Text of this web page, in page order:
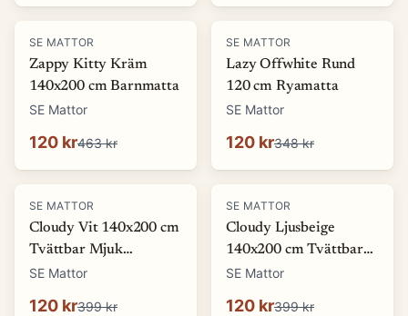
-74 %
SE MATTOR
Zappy Kitty Kräm
140x200 cm Barnmatta
SE Mattor
120 kr463 kr
-66%
SE MATTOR
Lazy Offwhite Rund
120 cm Ryamatta
SE Mattor
120 kr348 kr
-70%
SE MATTOR
Cloudy Vit 140x200 cm
Tvättbar Mjuk
Ryamatta
SE Mattor
120 kr399 kr
-70%
SE MATTOR
Cloudy Ljusbeige
140x200 cm Tvättbar
Mjuk Ryamatta
SE Mattor
120 kr399 kr